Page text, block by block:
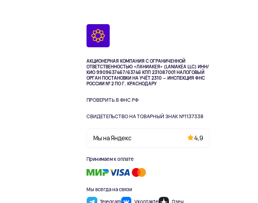
АКЦИОНЕРНАЯ КОМПАНИЯ С ОГРАНИЧЕННОЙ
ОТВЕТСТВЕННОСТЬЮ «ЛАНИАКЕЯ» (LANIAKEA LLC) ИНН/
КИО 9909637467/63746 КПП 231087001НАЛОГОВЫЙ
ОРГАН ПОСТАНОВКИ НА УЧЁТ 2310 — ИНСПЕКЦИЯ ФНС
РОССИИ № 2 ПО Г. КРАСНОДАРУ
ПРОВЕРИТЬ В ФНС РФ
СВИДЕТЕЛЬСТВО НА ТОВАРНЫЙ ЗНАК №1137338
Мы на Яндекс 4,9
Принимаем к оплате
Мы всегда на связи